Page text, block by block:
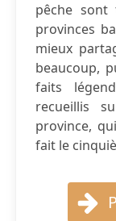
pêche sont
provinces
mieux
beaucoup,
faits
recueillis
province,
fait le